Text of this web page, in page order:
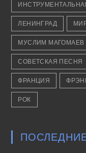
ЛЕНИНГРАД
МУСЛИМ МАГОМАЕВ
СОВЕТСКАЯ ПЕСНЯ
ФРАНЦИЯ
РОК